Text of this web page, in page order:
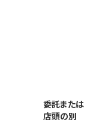
委託または
店頭の別